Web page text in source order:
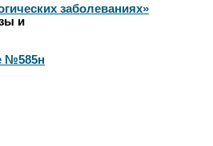
заболеваниях»
и
№585н